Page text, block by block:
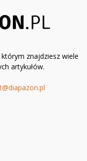
znajdziesz wiele
artykułów.